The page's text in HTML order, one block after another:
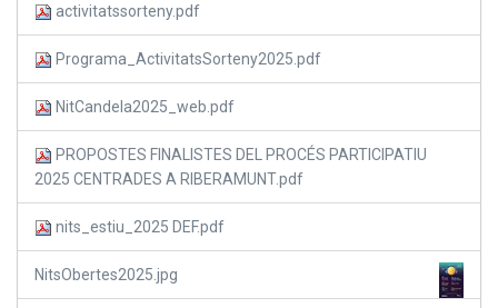
activitatssorteny.pdf
Programa_ActivitatsSorteny2025.pdf
NitCandela2025_web.pdf
PROPOSTES FINALISTES DEL PROCÉS PARTICIPATIU
2025 CENTRADES A RIBERAMUNT.pdf
nits_estiu_2025 DEF.pdf
NitsObertes2025.jpg